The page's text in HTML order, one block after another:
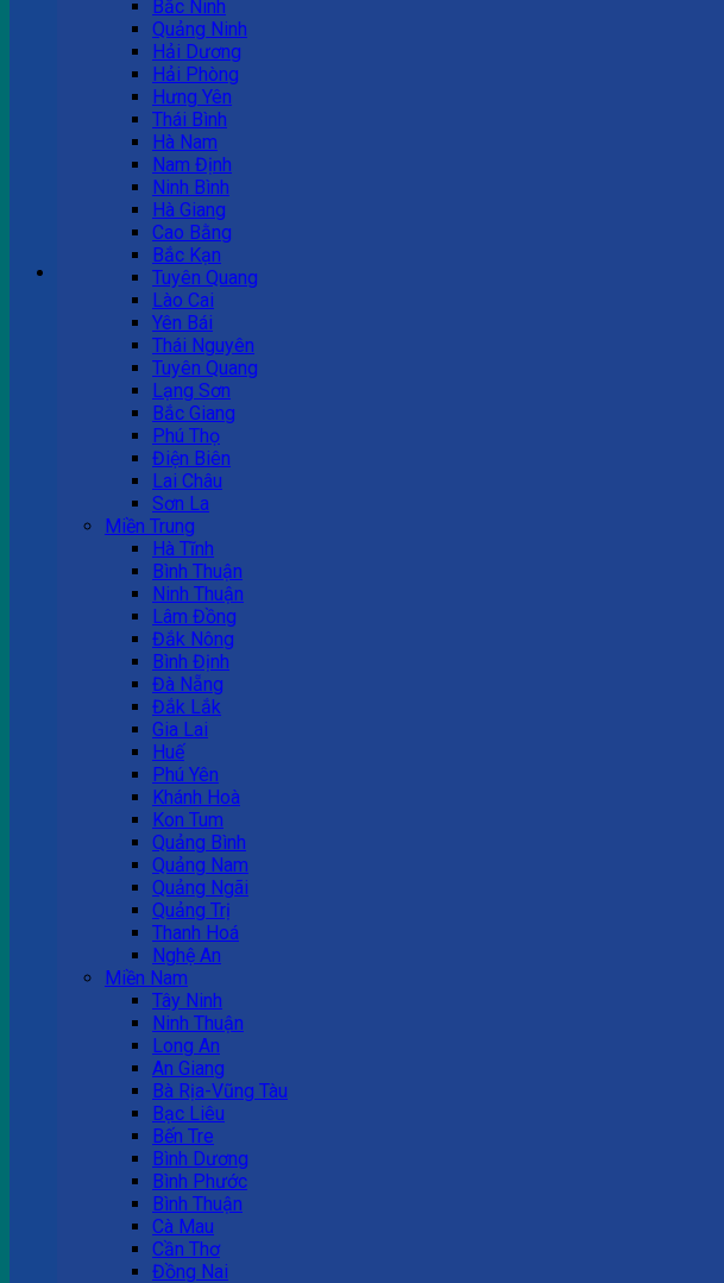
Tư vấn bán hàng
0983 863 488
Hotline hỗ trợ
0983 863 488
Giỏ hàng
Chưa có sản phẩm trong giỏ hàng.
Bắc Ninh
Quảng Ninh
Hải Dương
Hải Phòng
Hưng Yên
Thái Bình
Hà Nam
Nam Định
Ninh Bình
Hà Giang
Cao Bằng
Bắc Kạn
Tuyên Quang
Lào Cai
Yên Bái
Thái Nguyên
Tuyên Quang
Lạng Sơn
Bắc Giang
Phú Thọ
Điện Biên
Lai Châu
Sơn La
Miền Trung
Hà Tĩnh
Bình Thuận
Ninh Thuận
Lâm Đồng
Đắk Nông
Bình Định
Đà Nẵng
Đắk Lắk
Gia Lai
Huế
Phú Yên
Khánh Hoà
Kon Tum
Quảng Bình
Quảng Nam
Quảng Ngãi
Quảng Trị
Thanh Hoá
Nghệ An
Miền Nam
Tây Ninh
Ninh Thuận
Long An
An Giang
Bà Rịa-Vũng Tàu
Bạc Liêu
Bến Tre
Bình Dương
Bình Phước
Bình Thuận
Cà Mau
Cần Thơ
Đồng Nai